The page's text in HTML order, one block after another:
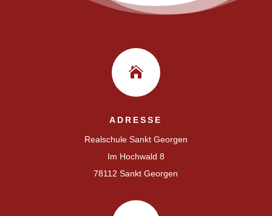

ADRESSE
Realschule Sankt Georgen
Im Hochwald 8
78112 Sankt Georgen